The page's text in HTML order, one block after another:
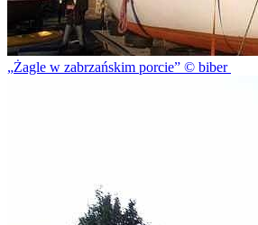
Żagle w zabrzańskim porcie © biber